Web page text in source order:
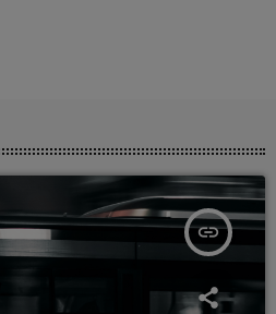
insert_link